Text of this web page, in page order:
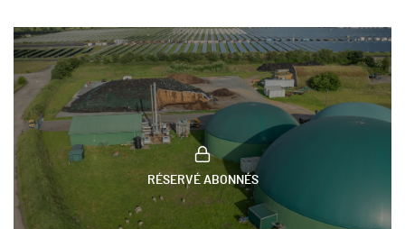
RÉSERVÉ ABONNÉS